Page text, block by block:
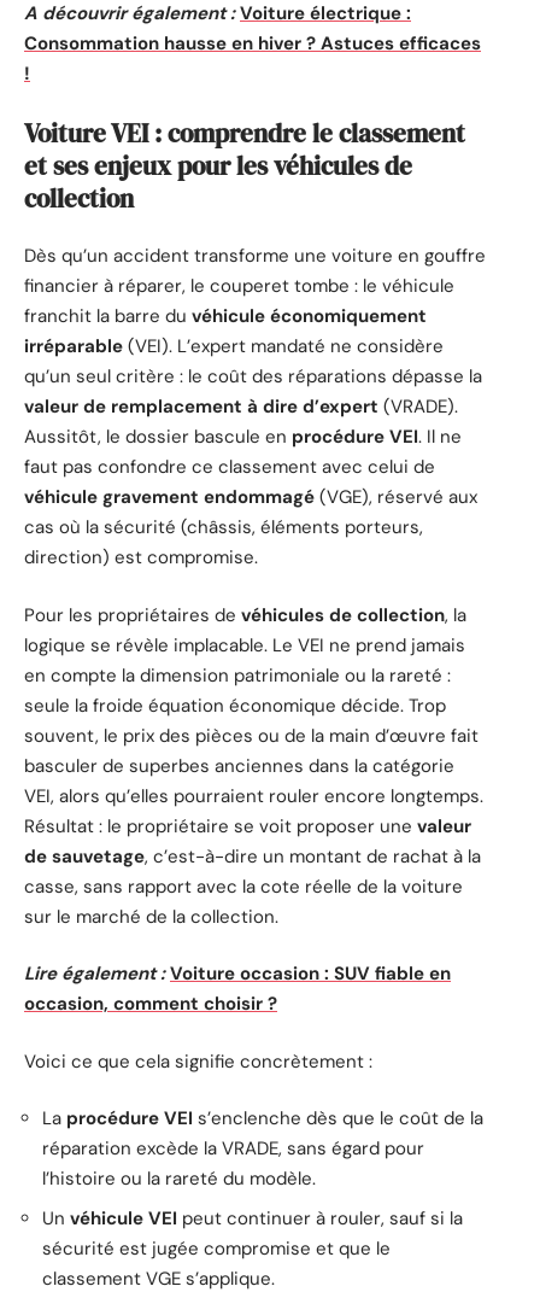
A découvrir également : Voiture électrique :
Consommation hausse en hiver ? Astuces efficaces
!
Voiture VEI : comprendre le classement
et ses enjeux pour les véhicules de
collection
Dès qu’un accident transforme une voiture en gouffre
financier à réparer, le couperet tombe : le véhicule
franchit la barre du véhicule économiquement
irréparable (VEI). L’expert mandaté ne considère
qu’un seul critère : le coût des réparations dépasse la
valeur de remplacement à dire d’expert (VRADE).
Aussitôt, le dossier bascule en procédure VEI. Il ne
faut pas confondre ce classement avec celui de
véhicule gravement endommagé (VGE), réservé aux
cas où la sécurité (châssis, éléments porteurs,
direction) est compromise.
Pour les propriétaires de véhicules de collection, la
logique se révèle implacable. Le VEI ne prend jamais
en compte la dimension patrimoniale ou la rareté :
seule la froide équation économique décide. Trop
souvent, le prix des pièces ou de la main d’œuvre fait
basculer de superbes anciennes dans la catégorie
VEI, alors qu’elles pourraient rouler encore longtemps.
Résultat : le propriétaire se voit proposer une valeur
de sauvetage, c’est-à-dire un montant de rachat à la
casse, sans rapport avec la cote réelle de la voiture
sur le marché de la collection.
Lire également : Voiture occasion : SUV fiable en
occasion, comment choisir ?
Voici ce que cela signifie concrètement :
La procédure VEI s’enclenche dès que le coût de la
réparation excède la VRADE, sans égard pour
l’histoire ou la rareté du modèle.
Un véhicule VEI peut continuer à rouler, sauf si la
sécurité est jugée compromise et que le
classement VGE s’applique.